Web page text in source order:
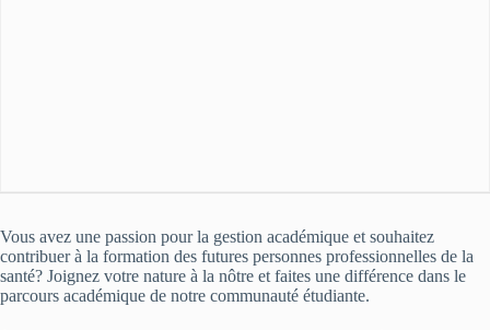
Vous avez une passion pour la gestion académique et souhaitez
contribuer à la formation des futures personnes professionnelles de la
santé? Joignez votre nature à la nôtre et faites une différence dans le
parcours académique de notre communauté étudiante.